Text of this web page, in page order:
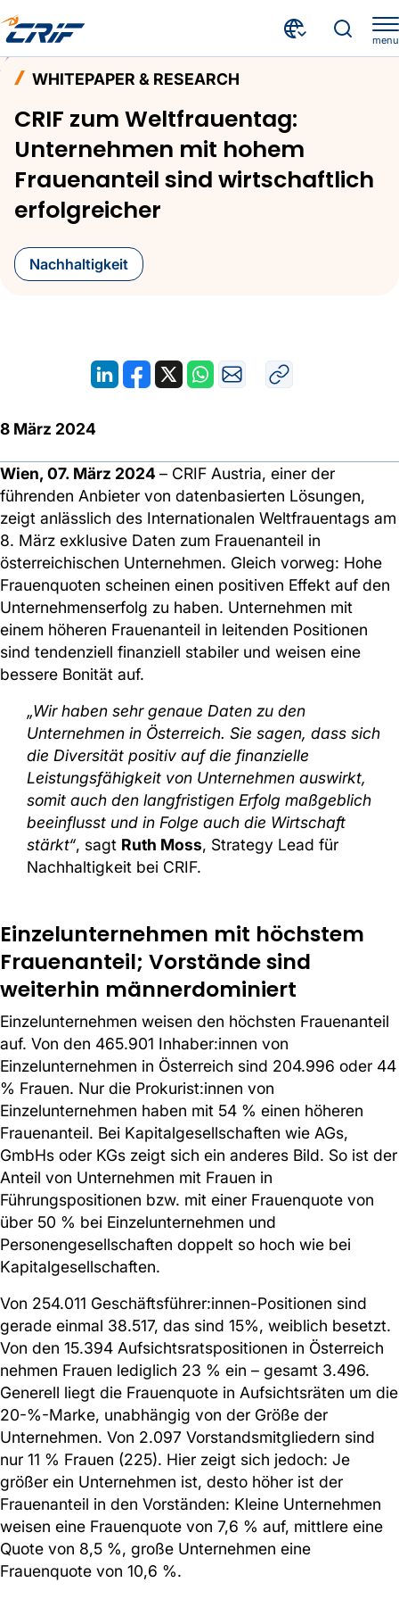
menu
CRIF zum Weltfrauentag: Unternehmen mit hohem Frauenanteil sind wirtschaftlich erfolgreicher
WHITEPAPER & RESEARCH
CRIF zum Weltfrauentag:
Unternehmen mit hohem
Frauenanteil sind wirtschaftlich
erfolgreicher
Nachhaltigkeit
8 März 2024
Wien, 07. März 2024– CRIF Austria, einer der
führenden Anbieter von datenbasierten Lösungen,
zeigt anlässlich des Internationalen Weltfrauentags am
8. März exklusive Daten zum Frauenanteil in
österreichischen Unternehmen. Gleich vorweg: Hohe
Frauenquoten scheinen einen positiven Effekt auf den
Unternehmenserfolg zu haben. Unternehmen mit
einem höheren Frauenanteil in leitenden Positionen
sind tendenziell finanziell stabiler und weisen eine
bessere Bonität auf.
„Wir haben sehr genaue Daten zu den
Unternehmen in Österreich. Sie sagen, dass sich
die Diversität positiv auf die finanzielle
Leistungsfähigkeit von Unternehmen auswirkt,
somit auch den langfristigen Erfolg maßgeblich
beeinflusst und in Folge auch die Wirtschaft
stärkt“, sagt Ruth Moss, Strategy Lead für
Nachhaltigkeit bei CRIF.
Einzelunternehmen mit höchstem
Frauenanteil; Vorstände sind
weiterhin männerdominiert
Einzelunternehmen weisen den höchsten Frauenanteil
auf. Von den 465.901 Inhaber:innen von
Einzelunternehmen in Österreich sind 204.996 oder 44
% Frauen. Nur die Prokurist:innen von
Einzelunternehmen haben mit 54 % einen höheren
Frauenanteil. Bei Kapitalgesellschaften wie AGs,
GmbHs oder KGs zeigt sich ein anderes Bild. So ist der
Anteil von Unternehmen mit Frauen in
Führungspositionen bzw. mit einer Frauenquote von
über 50 % bei Einzelunternehmen und
Personengesellschaften doppelt so hoch wie bei
Kapitalgesellschaften.
Von 254.011 Geschäftsführer:innen-Positionen sind
gerade einmal 38.517, das sind 15%, weiblich besetzt.
Von den 15.394 Aufsichtsratspositionen in Österreich
nehmen Frauen lediglich 23 % ein – gesamt 3.496.
Generell liegt die Frauenquote in Aufsichtsräten um die
20-%-Marke, unabhängig von der Größe der
Unternehmen. Von 2.097 Vorstandsmitgliedern sind
nur 11 % Frauen (225). Hier zeigt sich jedoch: Je
größer ein Unternehmen ist, desto höher ist der
Frauenanteil in den Vorständen: Kleine Unternehmen
weisen eine Frauenquote von 7,6 % auf, mittlere eine
Quote von 8,5 %, große Unternehmen eine
Frauenquote von 10,6 %.